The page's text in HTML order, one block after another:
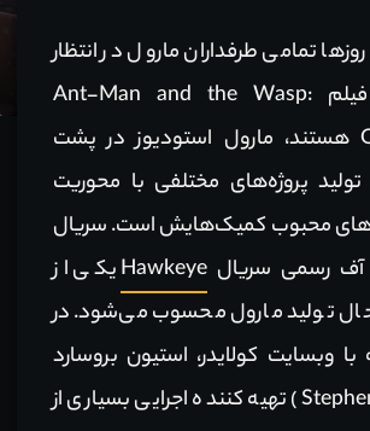
تمامی طرفداران مارول در انتظار
شروع اکران فیلم Ant-Man and the Wasp:
Quantumania هستند، مارول استودیوز در پشت
پروژه‌های مختلفی با محوریت
محبوب کمیک‌هایش است. سریال
Hawkeyeیکی از
حال تولید مارول محسوب می‌شود. در
وبسایت کولایدر، استیون بروسارد
(Stephen Broussard) تهیه کننده اجرایی بسیاری از